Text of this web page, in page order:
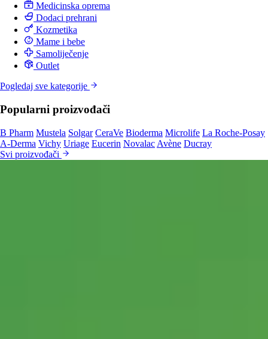
Medicinska oprema
Dodaci prehrani
Kozmetika
Mame i bebe
Samoliječenje
Outlet
Pogledaj sve kategorije
Popularni proizvođači
B Pharm Mustela Solgar CeraVe Bioderma Microlife La Roche-Posay
A-Derma Vichy Uriage Eucerin Novalac Avène Ducray
Svi proizvođači